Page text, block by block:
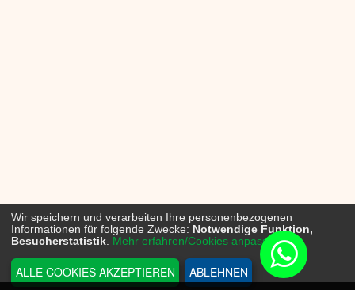
Wir speichern und verarbeiten Ihre personenbezogenen
Informationen für folgende Zwecke: Notwendige Funktion,
Besucherstatistik Mehr erfahren/Cookies anpassen...
ALLE COOKIES AKZEPTIEREN ABLEHNEN